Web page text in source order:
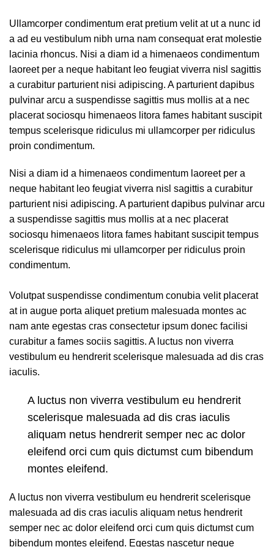
Ullamcorper condimentum erat pretium velit at ut a nunc id
a ad eu vestibulum nibh urna nam consequat erat molestie
lacinia rhoncus. Nisi a diam id a himenaeos condimentum
laoreet per a neque habitant leo feugiat viverra nisl sagittis
a curabitur parturient nisi adipiscing. A parturient dapibus
pulvinar arcu a suspendisse sagittis mus mollis at a nec
placerat sociosqu himenaeos litora fames habitant suscipit
tempus scelerisque ridiculus mi ullamcorper per ridiculus
proin condimentum.
Nisi a diam id a himenaeos condimentum laoreet per a
neque habitant leo feugiat viverra nisl sagittis a curabitur
parturient nisi adipiscing. A parturient dapibus pulvinar arcu
a suspendisse sagittis mus mollis at a nec placerat
sociosqu himenaeos litora fames habitant suscipit tempus
scelerisque ridiculus mi ullamcorper per ridiculus proin
condimentum.
Volutpat suspendisse condimentum conubia velit placerat
at in augue porta aliquet pretium malesuada montes ac
nam ante egestas cras consectetur ipsum donec facilisi
curabitur a fames sociis sagittis. A luctus non viverra
vestibulum eu hendrerit scelerisque malesuada ad dis cras
iaculis.
A luctus non viverra vestibulum eu hendrerit
scelerisque malesuada ad dis cras iaculis
aliquam netus hendrerit semper nec ac dolor
eleifend orci cum quis dictumst cum bibendum
montes eleifend.
A luctus non viverra vestibulum eu hendrerit scelerisque
malesuada ad dis cras iaculis aliquam netus hendrerit
semper nec ac dolor eleifend orci cum quis dictumst cum
bibendum montes eleifend. Egestas nascetur neque